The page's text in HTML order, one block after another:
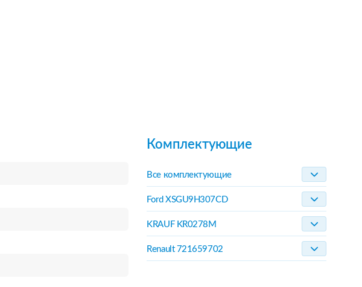
Комплектующие
Все комплектующие
Ford XSGU9H307CD
KRAUF KR0278M
Renault 721659702